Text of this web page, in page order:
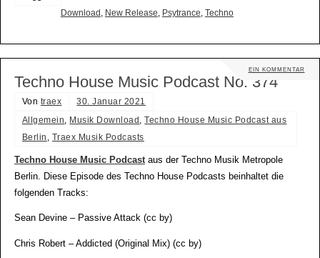
Download , New Release, Psytrance, Techno
EIN KOMMENTAR
Techno House Music Podcast No. 374
Von traex
30. Januar 2021
Allgemein, Musik Download,Techno House Music Podcast aus
Berlin , Traex Musik Podcasts
Techno House Music Podcastaus der Techno Musik Metropole
Berlin. Diese Episode des Techno House Podcasts beinhaltet die
folgenden Tracks:
Sean Devine – Passive Attack (cc by)
Chris Robert – Addicted (Original Mix) (cc by)